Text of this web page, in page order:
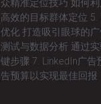
众精准定位技巧 如何
高效的目标群体定位
优化 打造吸引眼球的
测试与数据分析 通过
键步骤 7. LinkedIn广
告预算以实现最佳回报